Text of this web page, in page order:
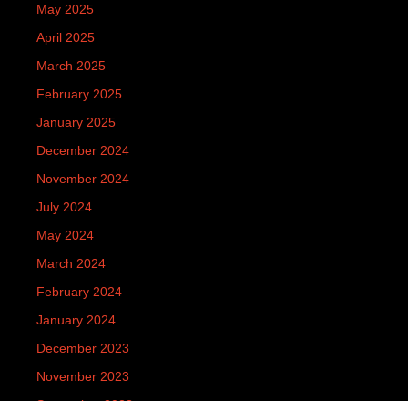
May 2025
April 2025
March 2025
February 2025
January 2025
December 2024
November 2024
July 2024
May 2024
March 2024
February 2024
January 2024
December 2023
November 2023